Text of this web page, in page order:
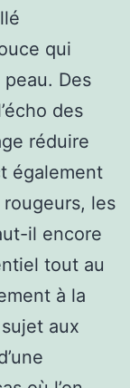
qui
Des
des
réduire
également
les
il encore
tout au
à la
aux